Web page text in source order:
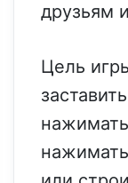
друзьям
Цель